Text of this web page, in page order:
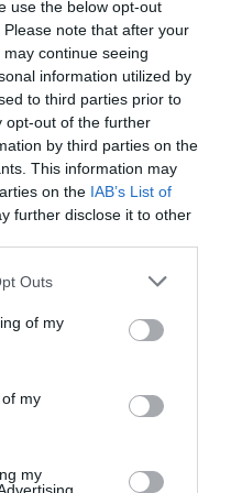
use the below opt-out
note that after your
continue seeing
information utilized by
to third parties prior to
opt-out of the further
by third parties on the
This information may
on the IAB’s List of
further disclose it to other
one or more Google
You may click to
its third-party tags to
in below Google
Outs
of my
my
my
ο
στο 30%.
εργασίας
συλλογικές
και οι
του
τι απαιτείται
σημαντικά
η ελληνική